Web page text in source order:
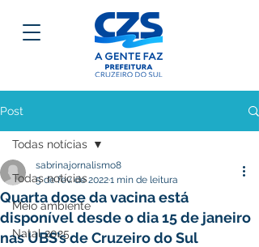
Post
Todas notícias
Meio ambiente
Natal 2025
Todas notícias
Quarta dose da vacina está
disponível desde o dia 15 de janeiro
nas UBS’s de Cruzeiro do Sul
sabrinajornalismo8
5 de fev. de 20221 min de leitura